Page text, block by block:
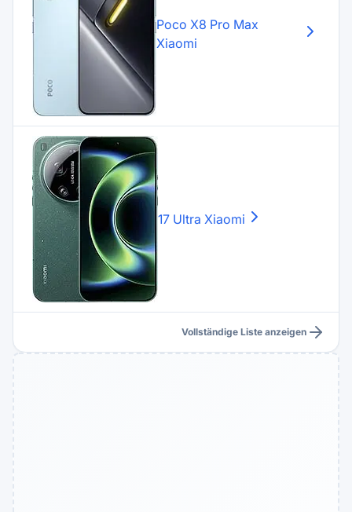
Poco X8 Pro Max
Xiaomi
17 Ultra Xiaomi
Vollständige Liste anzeigen